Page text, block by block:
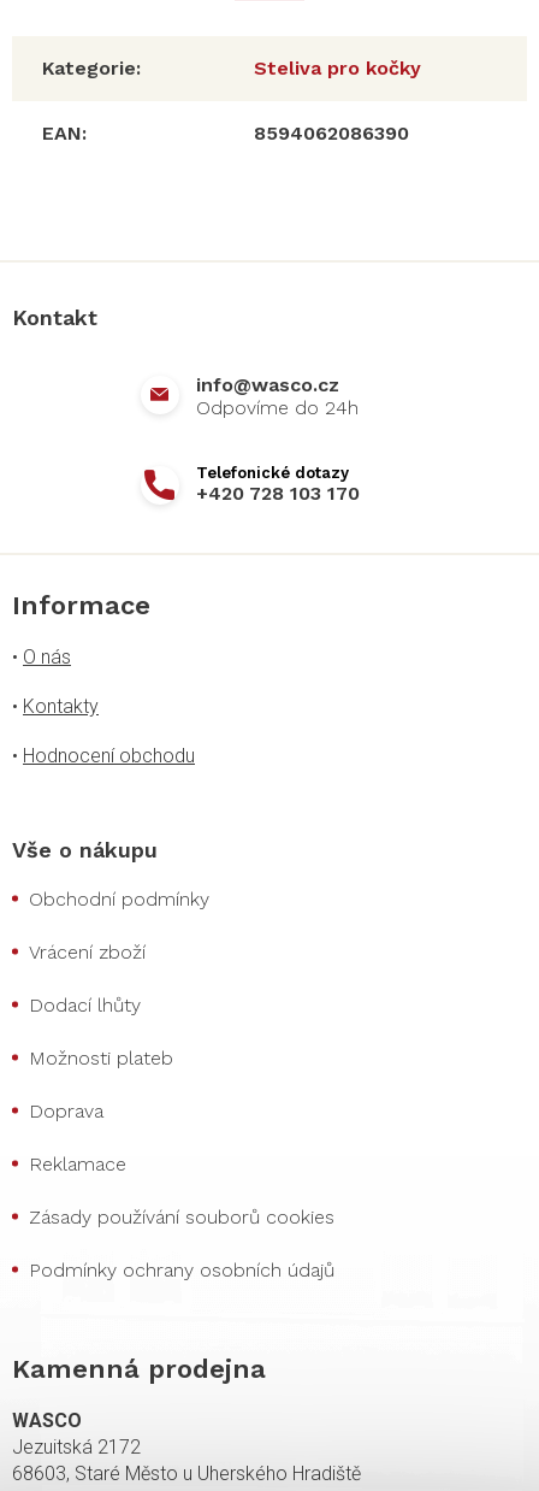
Kategorie: Steliva pro kočky
EAN: 8594062086390
Kontakt
info@wasco.cz
+420 728 103 170
Informace
• O nás
• Kontakty
• Hodnocení obchodu
Vše o nákupu
Obchodní podmínky
Vrácení zboží
Dodací lhůty
Možnosti plateb
Doprava
Reklamace
Zásady používání souborů cookies
Podmínky ochrany osobních údajů
Kamenná prodejna
WASCO
Jezuitská 2172
68603, Staré Město u Uherského Hradiště